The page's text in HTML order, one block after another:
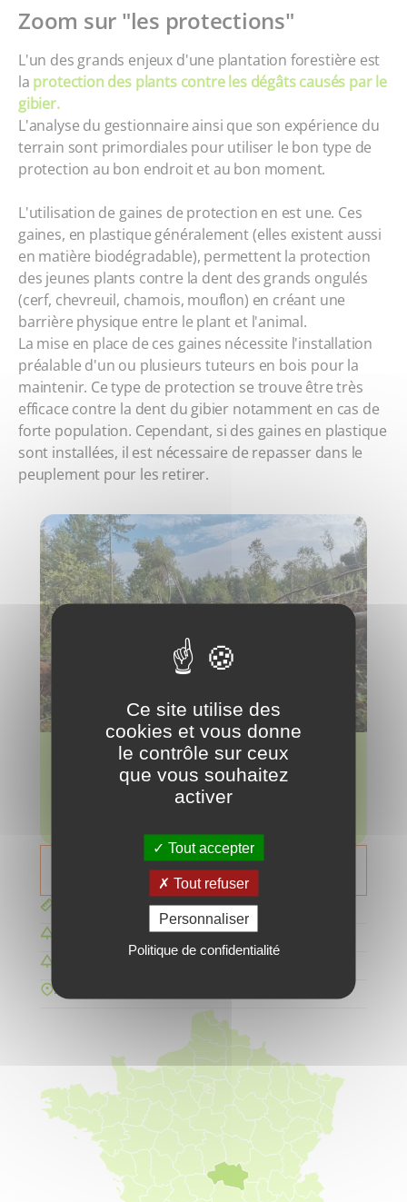
Zoom sur "les protections"
L'un des grands enjeux d'une plantation forestière est
la protection des plants contre les dégâts causés par le
gibier.
L'analyse du gestionnaire ainsi que son expérience du
terrain sont primordiales pour utiliser le bon type de
protection au bon endroit et au bon moment.
L'utilisation de gaines de protection en est une. Ces
gaines, en plastique généralement (elles existent aussi
en matière biodégradable), permettent la protection
des jeunes plants contre la dent des grands ongulés
(cerf, chevreuil, chamois, mouflon) en créant une
barrière physique entre le plant et l'animal.
La mise en place de ces gaines nécessite l'installation
préalable d'un ou plusieurs tuteurs en bois pour la
maintenir. Ce type de protection se trouve être très
efficace contre la dent du gibier notamment en cas de
forte population. Cependant, si des gaines en plastique
sont installées, il est nécessaire de repasser dans le
peuplement pour les retirer.
Réduction d'émissions anticipée
491 tonnes
Nous contacter
Pin maritime
Allier, Bost
Ce site utilise des
cookies et vous donne
le contrôle sur ceux
que vous souhaitez
activer
Tout accepter
Tout refuser
Personnaliser
Politique de confidentialité